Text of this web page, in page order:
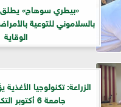
«بيطري سوهاج» يطلق
بالسلاموني للتوعية
الوقاية
جامعة 6 أكتوبر التكنولوجية...